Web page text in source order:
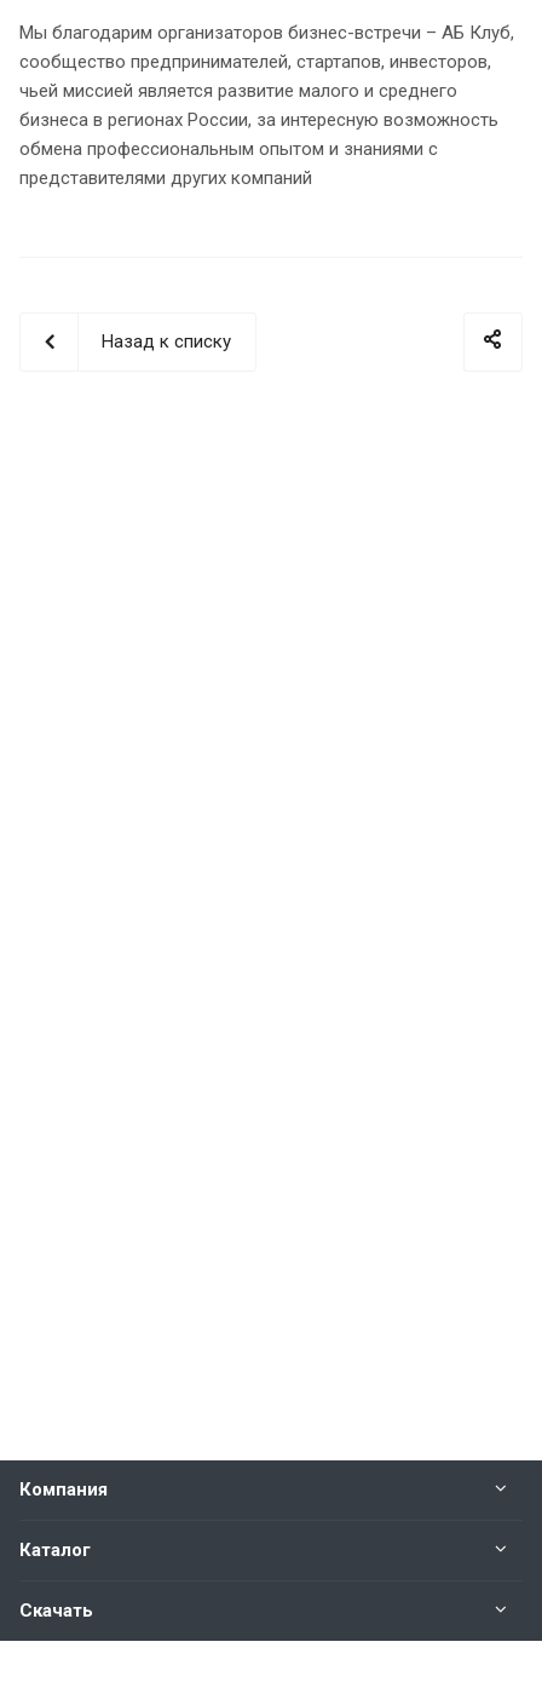
Мы благодарим организаторов бизнес-встречи – АБ Клуб,
сообщество предпринимателей, стартапов, инвесторов,
чьей миссией является развитие малого и среднего
бизнеса в регионах России, за интересную возможность
обмена профессиональным опытом и знаниями с
представителями других компаний
Назад к списку
Компания
Каталог
Скачать